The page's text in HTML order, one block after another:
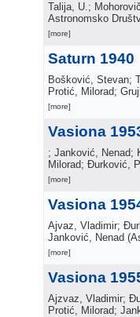
Talija, U.;
Astronomsko
[more]
Saturn 1940
Bošković, Stevan;
Protić, Milorad;
[more]
Vasiona
; Janković, Nenad;
Milorad; Đurković,
[more]
Vasiona
Ajvaz, Vladimir;
Janković, Nenad (
[more]
Vasiona
Ajzvaz, Vladimir;
Protić, Milorad;